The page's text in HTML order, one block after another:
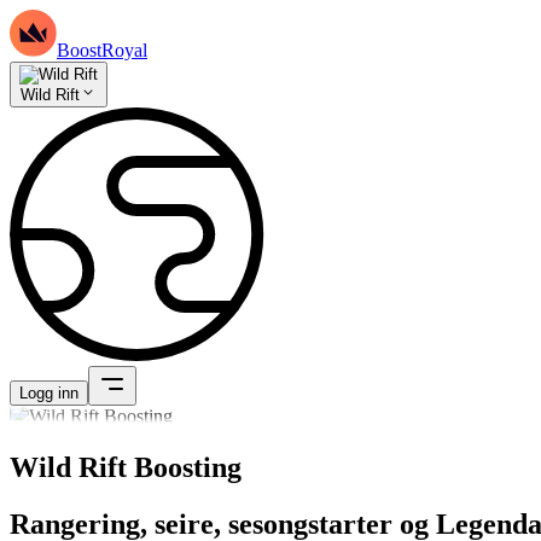
BoostRoyal
Wild Rift
Logg inn
Wild Rift Boosting
Rangering, seire, sesongstarter og